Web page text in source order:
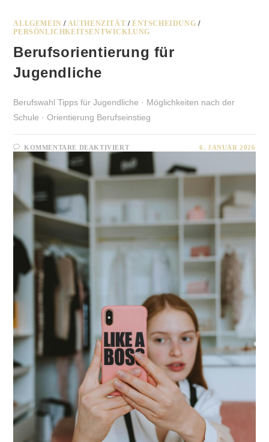
ALLGEMEIN / AUTHENZITÄT /ENTSCHEIDUNG /
PERSÖNLICHKEITSENTWICKLUNG
Berufsorientierung für
Jugendliche
Berufswahl Tipps für Jugendliche · Möglichkeiten nach der
Schule · Orientierung Berufseinstieg
KOMMENTARE DEAKTIVIERTFÜR
FÜR
JUGENDLICHE
6. JANUAR 2026